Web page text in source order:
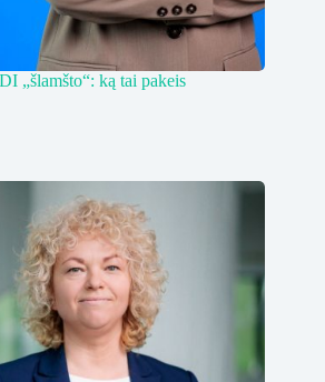
„šlamšto“: ką tai pakeis